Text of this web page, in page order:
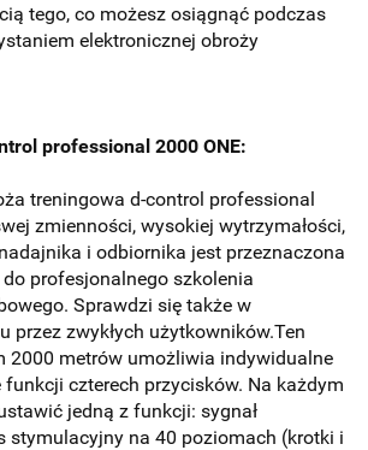
tego, co możesz osiągnąć podczas
elektronicznej obroży
professional 2000 ONE:
treningowa d-control professional
zmienności, wysokiej wytrzymałości,
i odbiornika jest przeznaczona
profesjonalnego szkolenia
Sprawdzi się także w
przez zwykłych użytkowników.Ten
2000 metrów umożliwia indywidualne
czterech przycisków. Na każdym
jedną z funkcji: sygnał
stymulacyjny na 40 poziomach (krotki i